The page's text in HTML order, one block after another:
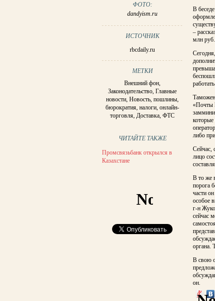
ФОТО:
dandyism.ru
ИСТОЧНИК
rbcdaily.ru
МЕТКИ
Внешний фон,
Законодательство, Главные
новости, Новость, пошлины,
бюрократия, налоги, онлайн-
торговля, Доставка, ФТС
ЧИТАЙТЕ ТАКЖЕ
Промсвязьбанк открылся в
Казахстане
В
–
млн руб.
«Почты
либо
Сейчас,
лицо
В то же
порога
части
особое
г-н
сейчас
органа.
В свою
он.